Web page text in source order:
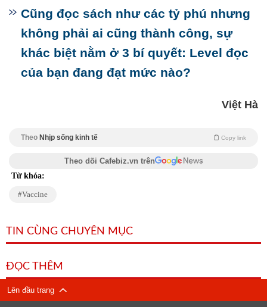
Cũng đọc sách như các tỷ phú nhưng
không phải ai cũng thành công, sự
khác biệt nằm ở 3 bí quyết: Level đọc
của bạn đang đạt mức nào?
Việt Hà
Theo Nhịp sống kinh tế Copy link
Theo dõi Cafebiz.vn trên
Từ khóa:
Vaccine
TIN CÙNG CHUYÊN MỤC
ĐỌC THÊM
Lên đầu trang